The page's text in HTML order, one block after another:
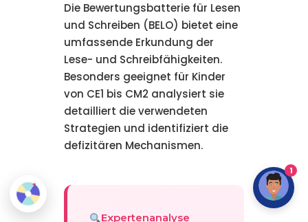
Die Bewertungsbatterie für Lesen
und Schreiben (BELO) bietet eine
umfassende Erkundung der
Lese- und Schreibfähigkeiten.
Besonders geeignet für Kinder
von CE1 bis CM2 analysiert sie
detailliert die verwendeten
Strategien und identifiziert die
defizitären Mechanismen.
Expertenanalyse
1